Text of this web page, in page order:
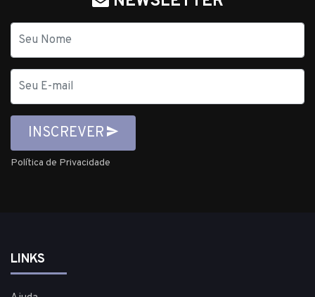
mail
INSCREVER
Política de Privacidade
LINKS